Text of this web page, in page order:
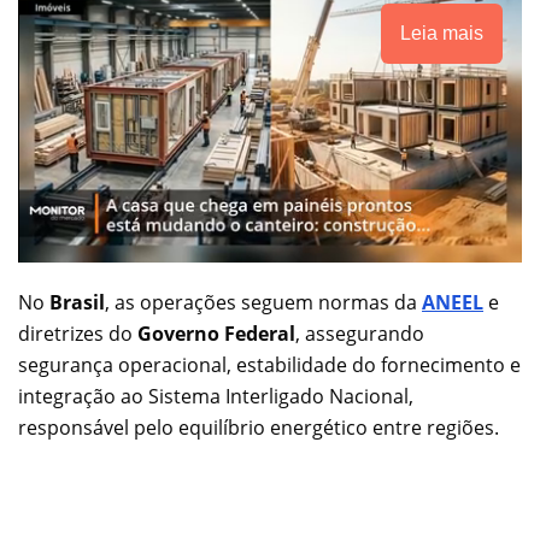
Leia mais
No Brasil, as operações seguem normas da ANEEL e
diretrizes do Governo Federal, assegurando
segurança operacional, estabilidade do fornecimento e
integração ao Sistema Interligado Nacional,
responsável pelo equilíbrio energético entre regiões.